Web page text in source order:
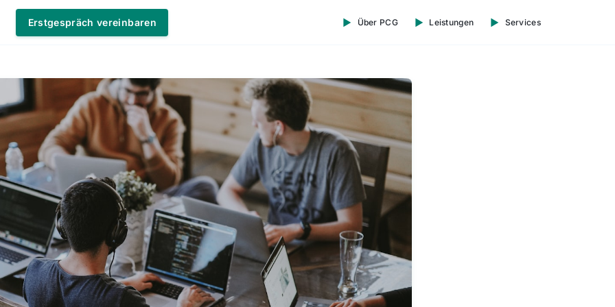
Erstgespräch vereinbaren Über PCG Leistungen Services